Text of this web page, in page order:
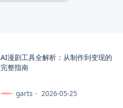
AI漫剧工具全解析：从制作到变现的
完整指南
garts 2026-05-25